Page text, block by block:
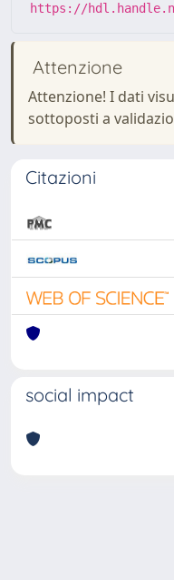
https://
Attenzione
Attenzione! I dati
sottoposti a
Citazioni
social impact